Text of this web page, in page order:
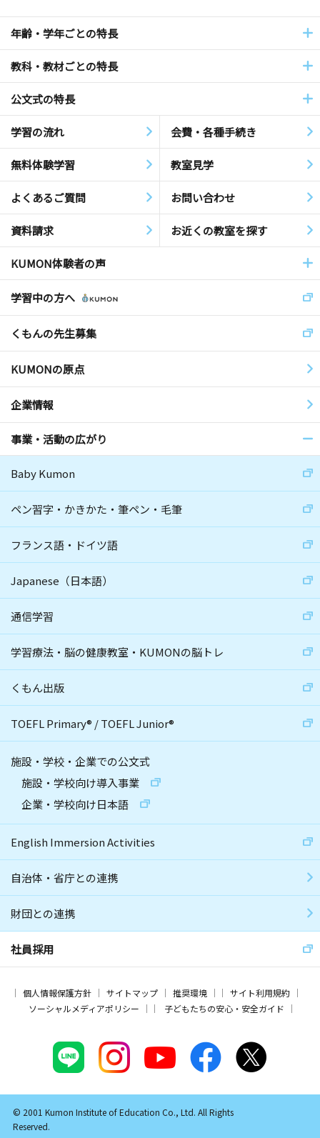
年齢・学年ごとの特長
教科・教材ごとの特長
公文式の特長
学習の流れ 会費・各種手続き
無料体験学習 教室見学
よくあるご質問 お問い合わせ
資料請求 お近くの教室を探す
KUMON体験者の声
学習中の方へ
くもんの先生募集
KUMONの原点
企業情報
事業・活動の広がり
Baby Kumon
ペン習字・かきかた・筆ペン・毛筆
フランス語・ドイツ語
Japanese（日本語）
通信学習
学習療法・脳の健康教室・KUMONの脳トレ
くもん出版
TOEFL Primary® /TOEFL Junior®
施設・学校・企業での公文式
施設・学校向け導入事業
企業・学校向け日本語
English Immersion Activities
自治体・省庁との連携
財団との連携
社員採用
個人情報保護方針 サイトマップ 推奨環境
サイト利用規約
ソーシャルメディアポリシー
子どもたちの安心・安全ガイド
© 2001 Kumon Institute of Education Co., Ltd. All Rights
Reserved.